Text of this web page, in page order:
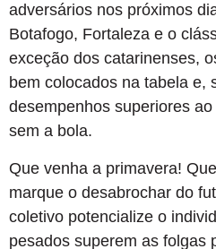
adversários nos próximos
Botafogo, Fortaleza e o
exceção dos catarinenses,
bem colocados na tabela e,
desempenhos superiores
sem a bola.
Que venha a primavera!
marque o desabrochar do
coletivo potencialize o
pesados superem as folgas